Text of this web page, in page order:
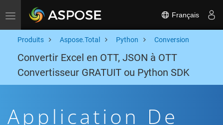
Toggle navigation Français
Produits Aspose.Total Python Conversion
Convertir Excel en OTT, JSON à OTT
Convertisseur GRATUIT ou Python SDK
Application De